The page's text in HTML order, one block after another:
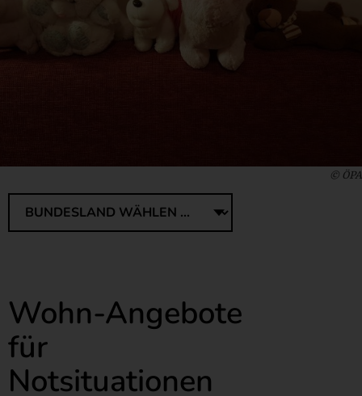
© ÖPA
Wohn-Angebote
für
Notsituationen